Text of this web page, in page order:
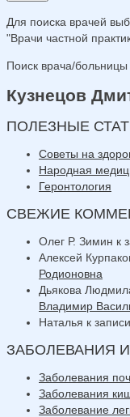
Для поиска врачей
"Врачи частной
Поиск врача/больницы
Кузнецов
ПОЛЕЗНЫЕ
Советы на
Народная
Геронтология
СВЕЖИЕ
Олег Р. Зимин к
Алексей
Родионовна
Дьякова
Владимир
Наталья к записи
ЗАБОЛЕВАНИЯ
Заболевания
Заболевания
Заболевание